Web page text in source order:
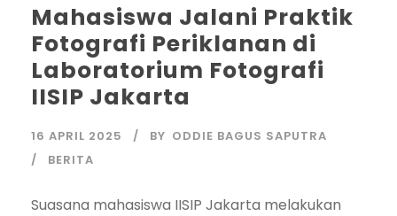
Mahasiswa Jalani Praktik
Fotografi Periklanan di
Laboratorium Fotografi
IISIP Jakarta
16 APRIL 2025 BY ODDIE BAGUS SAPUTRA
BERITA
Suasana mahasiswa IISIP Jakarta melakukan